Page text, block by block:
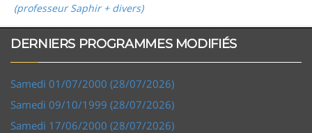
(professeur Saphir + divers)
DERNIERS PROGRAMMES MODIFIÉS
Samedi 01/07/2000 (28/07/2026)
Samedi 09/10/1999 (28/07/2026)
Samedi 17/06/2000 (28/07/2026)